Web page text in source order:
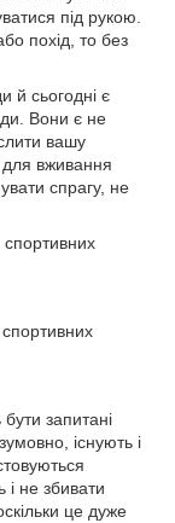
під рукою.
похід, то без
й сьогодні є
Вони є не
вашу
для вживання
спрагу, не
спортивних
запитані
існують і
не збивати
це дуже